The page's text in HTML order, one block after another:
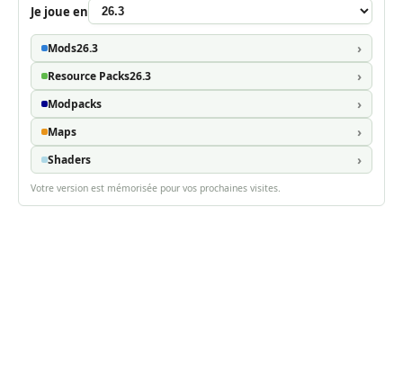
Je joue en
Mods26.3
Resource Packs26.3
Modpacks
Maps
Shaders
Votre version est mémorisée pour vos prochaines visites.